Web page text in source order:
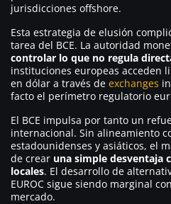
jurisdicciones offshore.
Esta estrategia de elusión
tarea del BCE. La autoridad
controlar lo que no regula
instituciones europeas acceden
en dólar a través de exchanges
facto el perímetro regulatorio
El BCE impulsa por tanto un
internacional. Sin alineamiento
estadounidenses y asiáticos, el
de crear una simple desventaja
locales. El desarrollo de
EUROC sigue siendo marginal
mercado.